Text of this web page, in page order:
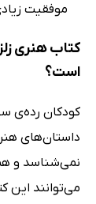
موفقیت
کتاب هنری
است؟
داستان‌های
نمی‌شناسد و
می‌توانند این